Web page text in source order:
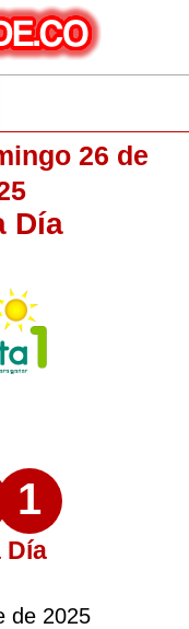
26 de
Día
1
Día
de 2025